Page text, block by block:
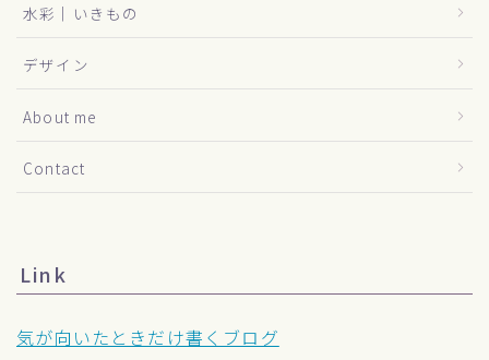
水彩｜いきもの
デザイン
About me
Contact
Link
気が向いたときだけ書くブログ